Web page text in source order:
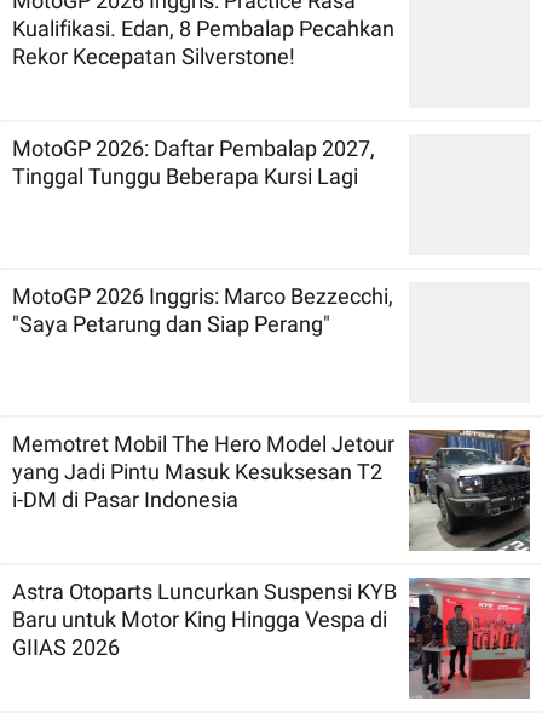
Kualifikasi. Edan, 8 Pembalap Pecahkan
Rekor Kecepatan Silverstone!
MotoGP 2026: Daftar Pembalap 2027,
Tinggal Tunggu Beberapa Kursi Lagi
MotoGP 2026 Inggris: Marco Bezzecchi,
"Saya Petarung dan Siap Perang"
Memotret Mobil The Hero Model Jetour
yang Jadi Pintu Masuk Kesuksesan T2
i-DM di Pasar Indonesia
Astra Otoparts Luncurkan Suspensi KYB
Baru untuk Motor King Hingga Vespa di
GIIAS 2026